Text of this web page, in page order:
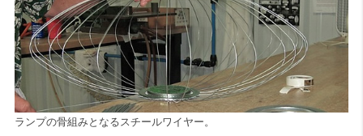
ランプの骨組みとなるスチールワイヤー。